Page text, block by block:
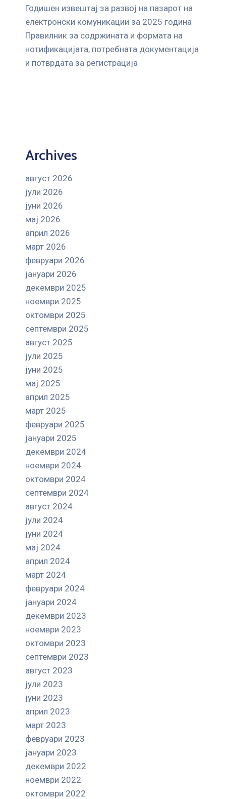
Годишен извештај за развој на пазарот на
електронски комуникации за 2025 година
Правилник за содржината и формата на
нотификацијата, потребната документација
и потврдата за регистрација
Archives
август 2026
јули 2026
јуни 2026
мај 2026
април 2026
март 2026
февруари 2026
јануари 2026
декември 2025
ноември 2025
октомври 2025
септември 2025
август 2025
јули 2025
јуни 2025
мај 2025
април 2025
март 2025
февруари 2025
јануари 2025
декември 2024
ноември 2024
октомври 2024
септември 2024
август 2024
јули 2024
јуни 2024
мај 2024
април 2024
март 2024
февруари 2024
јануари 2024
декември 2023
ноември 2023
октомври 2023
септември 2023
август 2023
јули 2023
јуни 2023
април 2023
март 2023
февруари 2023
јануари 2023
декември 2022
ноември 2022
октомври 2022